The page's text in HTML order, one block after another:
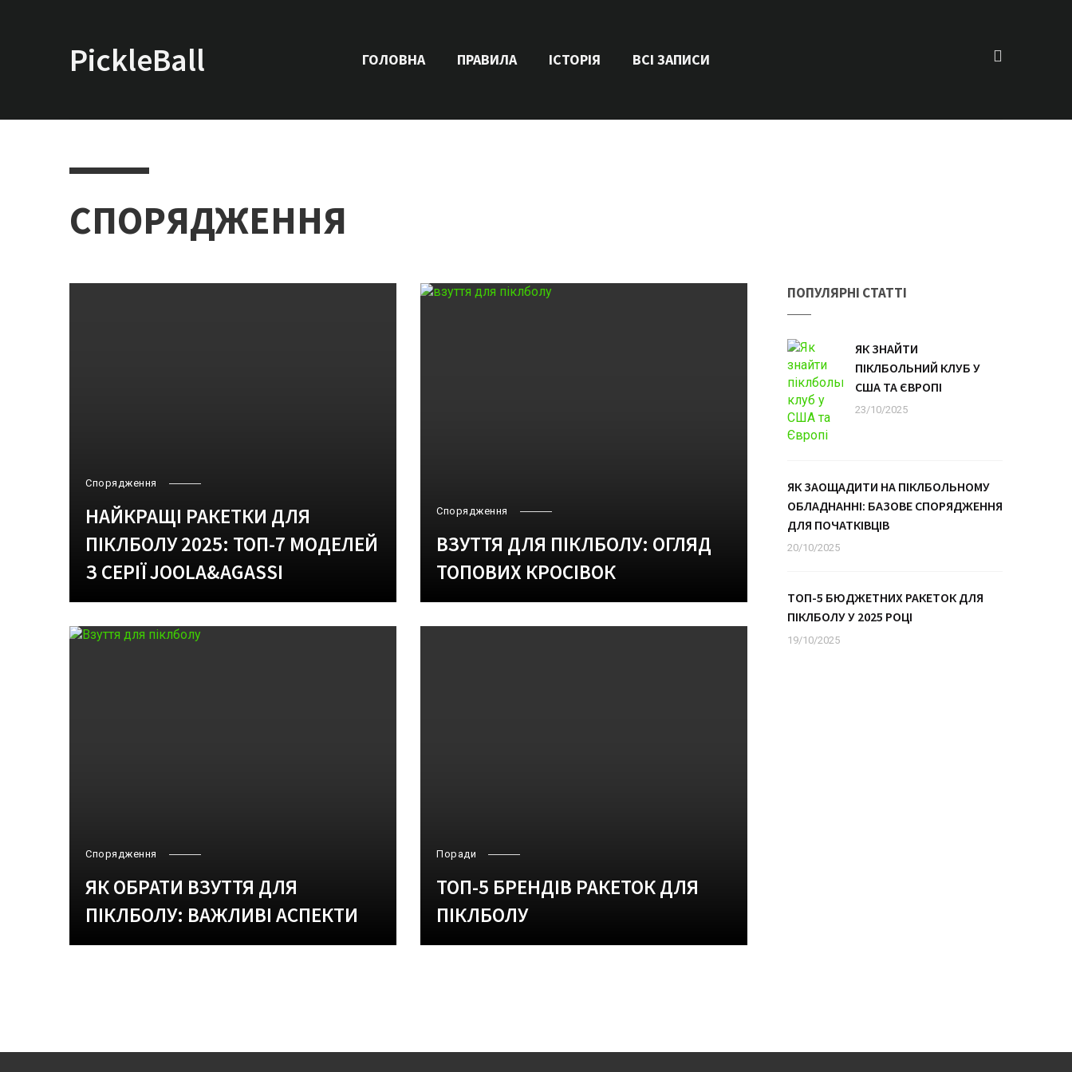
PickleBall.info ГОЛОВНА ПРАВИЛА ІСТОРІЯ ВСІ ЗАПИСИ
СПОРЯДЖЕННЯ
Спорядження
НАЙКРАЩІ РАКЕТКИ ДЛЯ
ПІКЛБОЛУ 2025: ТОП-7 МОДЕЛЕЙ
З СЕРІЇ JOOLA&AGASSI
Спорядження
ВЗУТТЯ ДЛЯ ПІКЛБОЛУ: ОГЛЯД
ТОПОВИХ КРОСІВОК
Спорядження
ЯК ОБРАТИ ВЗУТТЯ ДЛЯ
ПІКЛБОЛУ: ВАЖЛИВІ АСПЕКТИ
Поради
ТОП-5 БРЕНДІВ РАКЕТОК ДЛЯ
ПІКЛБОЛУ
ПОПУЛЯРНІ СТАТТІ
ЯК ЗНАЙТИ
ПІКЛБОЛЬНИЙ КЛУБ У
США ТА ЄВРОПІ
23/10/2025
ЯК ЗАОЩАДИТИ НА ПІКЛБОЛЬНОМУ
ОБЛАДНАННІ: БАЗОВЕ СПОРЯДЖЕННЯ
ДЛЯ ПОЧАТКІВЦІВ
20/10/2025
ТОП-5 БЮДЖЕТНИХ РАКЕТОК ДЛЯ
ПІКЛБОЛУ У 2025 РОЦІ
19/10/2025